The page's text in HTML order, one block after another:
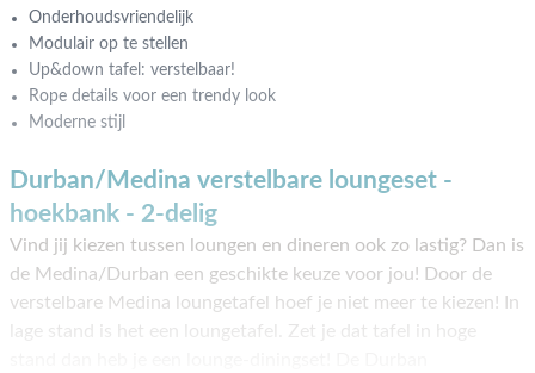
Onderhoudsvriendelijk
Modulair op te stellen
Up&down tafel: verstelbaar!
Rope details voor een trendy look
Moderne stijl
Durban/Medina verstelbare loungeset -
hoekbank - 2-delig
Vind jij kiezen tussen loungen en dineren ook zo lastig? Dan is
de Medina/Durban een geschikte keuze voor jou! Door de
verstelbare Medina loungetafel hoef je niet meer te kiezen! In
lage stand is het een loungetafel. Zet je dat tafel in hoge